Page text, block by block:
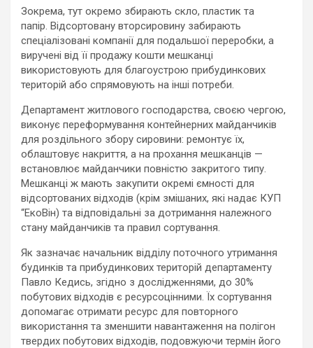
Зокрема, тут окремо збирають скло, пластик та
папір. Відсортовану вторсировину забирають
спеціалізовані компанії для подальшої переробки, а
виручені від її продажу кошти мешканці
використовують для благоустрою прибудинкових
територій або спрямовують на інші потреби.
Департамент житлового господарства, своєю чергою,
виконує переформування контейнерних майданчиків
для роздільного збору сировини: ремонтує їх,
облаштовує накриття, а на прохання мешканців —
встановлює майданчики повністю закритого типу.
Мешканці ж мають закупити окремі ємності для
відсортованих відходів (крім змішаних, які надає КУП
“ЕкоВін) та відповідальні за дотримання належного
стану майданчиків та правил сортування.
Як зазначає начальник відділу поточного утримання
будинків та прибудинкових територій департаменту
Павло Кедись, згідно з дослідженнями, до 30%
побутових відходів є ресурсоцінними. Їх сортування
допомагає отримати ресурс для повторного
використання та зменшити навантаження на полігон
твердих побутових відходів, подовжуючи термін його